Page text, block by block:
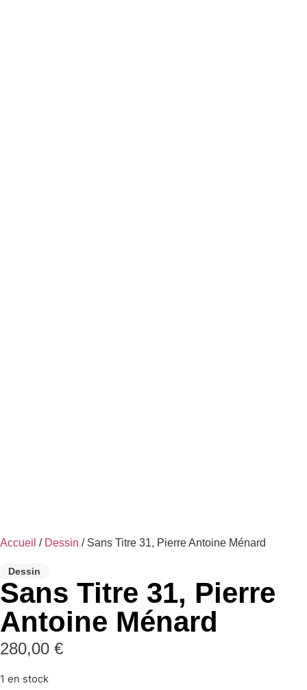
Accueil / Dessin / Sans Titre 31, Pierre Antoine Ménard
Dessin
Sans Titre 31, Pierre
Antoine Ménard
280,00 €
1 en stock